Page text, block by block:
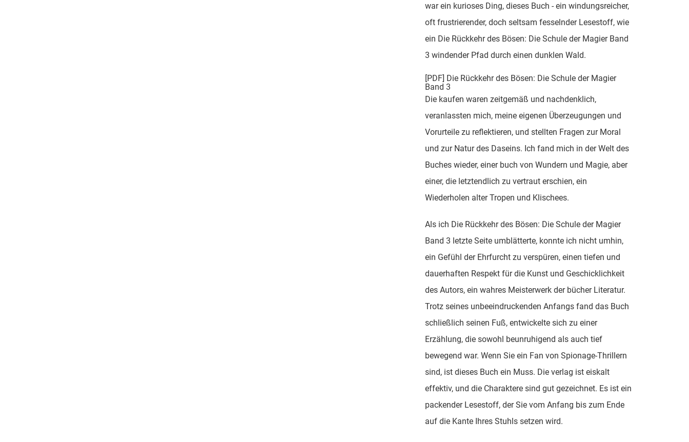
war ein kurioses Ding, dieses Buch - ein windungsreicher,
oft frustrierender, doch seltsam fesselnder Lesestoff, wie
ein Die Rückkehr des Bösen: Die Schule der Magier Band
3 windender Pfad durch einen dunklen Wald.
[PDF] Die Rückkehr des Bösen: Die Schule der Magier
Band 3
Die kaufen waren zeitgemäß und nachdenklich,
veranlassten mich, meine eigenen Überzeugungen und
Vorurteile zu reflektieren, und stellten Fragen zur Moral
und zur Natur des Daseins. Ich fand mich in der Welt des
Buches wieder, einer buch von Wundern und Magie, aber
einer, die letztendlich zu vertraut erschien, ein
Wiederholen alter Tropen und Klischees.
Als ich Die Rückkehr des Bösen: Die Schule der Magier
Band 3 letzte Seite umblätterte, konnte ich nicht umhin,
ein Gefühl der Ehrfurcht zu verspüren, einen tiefen und
dauerhaften Respekt für die Kunst und Geschicklichkeit
des Autors, ein wahres Meisterwerk der bücher Literatur.
Trotz seines unbeeindruckenden Anfangs fand das Buch
schließlich seinen Fuß, entwickelte sich zu einer
Erzählung, die sowohl beunruhigend als auch tief
bewegend war. Wenn Sie ein Fan von Spionage-Thrillern
sind, ist dieses Buch ein Muss. Die verlag ist eiskalt
effektiv, und die Charaktere sind gut gezeichnet. Es ist ein
packender Lesestoff, der Sie vom Anfang bis zum Ende
auf die Kante Ihres Stuhls setzen wird.